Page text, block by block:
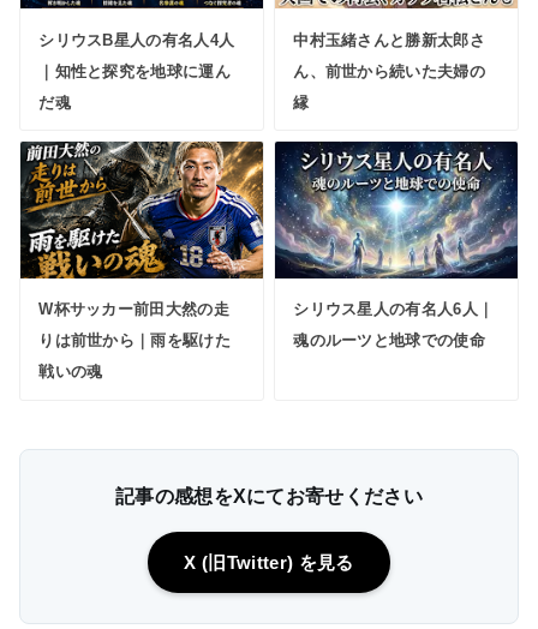
シリウスB星人の有名人4人
｜知性と探究を地球に運ん
だ魂
中村玉緒さんと勝新太郎さ
ん、前世から続いた夫婦の
縁
W杯サッカー前田大然の走
りは前世から｜雨を駆けた
戦いの魂
シリウス星人の有名人6人｜
魂のルーツと地球での使命
記事の感想をXにてお寄せください
X (旧Twitter) を見る